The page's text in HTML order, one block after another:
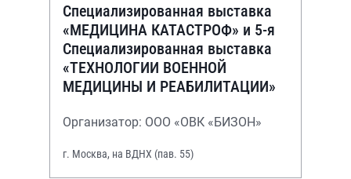
Специализированная выставка
«МЕДИЦИНА КАТАСТРОФ» и 5-я
Специализированная выставка
«ТЕХНОЛОГИИ ВОЕННОЙ
МЕДИЦИНЫ И РЕАБИЛИТАЦИИ»
Организатор: ООО «ОВК «БИЗОН»
г. Москва, на ВДНХ (пав. 55)